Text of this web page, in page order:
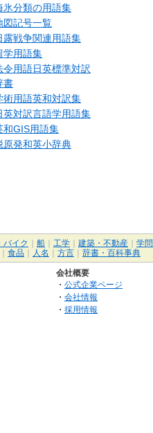
氷分類の用語集
図記号一覧
露戦争関連用語集
学用語集
令用語日英標準対訳
書
術用語英和対訳集
英対訳言語学用語集
和GIS用語集
原発和英小辞典
バイク 船 工学 建築・不動産
学問
食品 人名 方言 辞書・百科事典
会社概要
・ 公式企業ページ
・ 会社情報
・ 採用情報